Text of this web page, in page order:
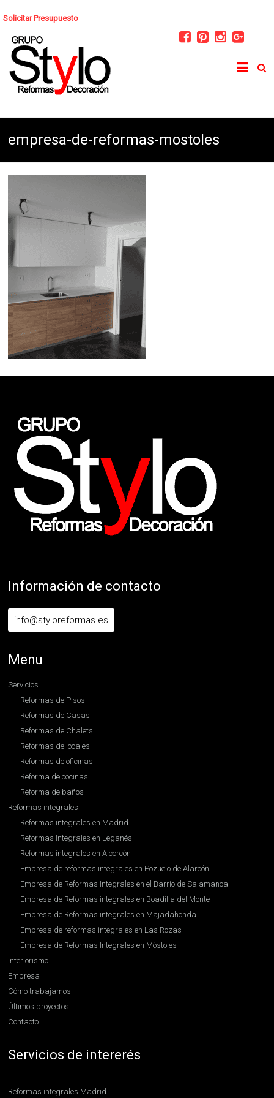
Solicitar Presupuesto
empresa-de-reformas-mostoles
Información de contacto
info@styloreformas.es
Menu
Servicios
Reformas de Pisos
Reformas de Casas
Reformas de Chalets
Reformas de locales
Reformas de oficinas
Reforma de cocinas
Reforma de baños
Reformas integrales
Reformas integrales en Madrid
Reformas Integrales en Leganés
Reformas integrales en Alcorcón
Empresa de reformas integrales en Pozuelo de Alarcón
Empresa de Reformas Integrales en el Barrio de Salamanca
Empresa de Reformas integrales en Boadilla del Monte
Empresa de Reformas integrales en Majadahonda
Empresa de reformas integrales en Las Rozas
Empresa de Reformas Integrales en Móstoles
Interiorismo
Empresa
Cómo trabajamos
Últimos proyectos
Contacto
Servicios de intererés
Reformas integrales Madrid